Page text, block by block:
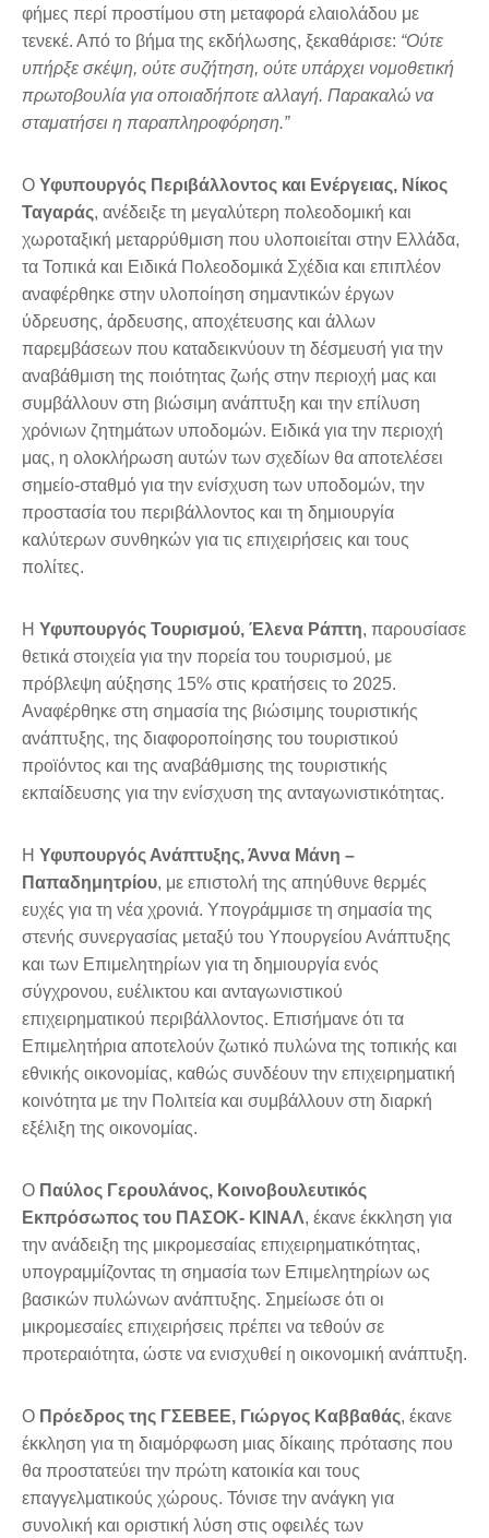
φήμες περί προστίμου στη μεταφορά ελαιολάδου με
τενεκέ. Από το βήμα της εκδήλωσης, ξεκαθάρισε: “Ούτε
υπήρξε σκέψη, ούτε συζήτηση, ούτε υπάρχει νομοθετική
πρωτοβουλία για οποιαδήποτε αλλαγή. Παρακαλώ να
σταματήσει η παραπληροφόρηση.”
Ο Υφυπουργός Περιβάλλοντος και Ενέργειας, Νίκος
Ταγαράς, ανέδειξε τη μεγαλύτερη πολεοδομική και
χωροταξική μεταρρύθμιση που υλοποιείται στην Ελλάδα,
τα Τοπικά και Ειδικά Πολεοδομικά Σχέδια και επιπλέον
αναφέρθηκε στην υλοποίηση σημαντικών έργων
ύδρευσης, άρδευσης, αποχέτευσης και άλλων
παρεμβάσεων που καταδεικνύουν τη δέσμευσή για την
αναβάθμιση της ποιότητας ζωής στην περιοχή μας και
συμβάλλουν στη βιώσιμη ανάπτυξη και την επίλυση
χρόνιων ζητημάτων υποδομών. Ειδικά για την περιοχή
μας, η ολοκλήρωση αυτών των σχεδίων θα αποτελέσει
σημείο-σταθμό για την ενίσχυση των υποδομών, την
προστασία του περιβάλλοντος και τη δημιουργία
καλύτερων συνθηκών για τις επιχειρήσεις και τους
πολίτες.
Η Υφυπουργός Τουρισμού, Έλενα Ράπτη, παρουσίασε
θετικά στοιχεία για την πορεία του τουρισμού, με
πρόβλεψη αύξησης 15% στις κρατήσεις το 2025.
Αναφέρθηκε στη σημασία της βιώσιμης τουριστικής
ανάπτυξης, της διαφοροποίησης του τουριστικού
προϊόντος και της αναβάθμισης της τουριστικής
εκπαίδευσης για την ενίσχυση της ανταγωνιστικότητας.
Η Υφυπουργός Ανάπτυξης, Άννα Μάνη –
Παπαδημητρίου, με επιστολή της απηύθυνε θερμές
ευχές για τη νέα χρονιά. Υπογράμμισε τη σημασία της
στενής συνεργασίας μεταξύ του Υπουργείου Ανάπτυξης
και των Επιμελητηρίων για τη δημιουργία ενός
σύγχρονου, ευέλικτου και ανταγωνιστικού
επιχειρηματικού περιβάλλοντος. Επισήμανε ότι τα
Επιμελητήρια αποτελούν ζωτικό πυλώνα της τοπικής και
εθνικής οικονομίας, καθώς συνδέουν την επιχειρηματική
κοινότητα με την Πολιτεία και συμβάλλουν στη διαρκή
εξέλιξη της οικονομίας.
Ο Παύλος Γερουλάνος, Κοινοβουλευτικός
Εκπρόσωπος του ΠΑΣΟΚ- ΚΙΝΑΛ, έκανε έκκληση για
την ανάδειξη της μικρομεσαίας επιχειρηματικότητας,
υπογραμμίζοντας τη σημασία των Επιμελητηρίων ως
βασικών πυλώνων ανάπτυξης. Σημείωσε ότι οι
μικρομεσαίες επιχειρήσεις πρέπει να τεθούν σε
προτεραιότητα, ώστε να ενισχυθεί η οικονομική ανάπτυξη.
Ο Πρόεδρος της ΓΣΕΒΕΕ, Γιώργος Καββαθάς, έκανε
έκκληση για τη διαμόρφωση μιας δίκαιης πρότασης που
θα προστατεύει την πρώτη κατοικία και τους
επαγγελματικούς χώρους. Τόνισε την ανάγκη για
συνολική και οριστική λύση στις οφειλές των